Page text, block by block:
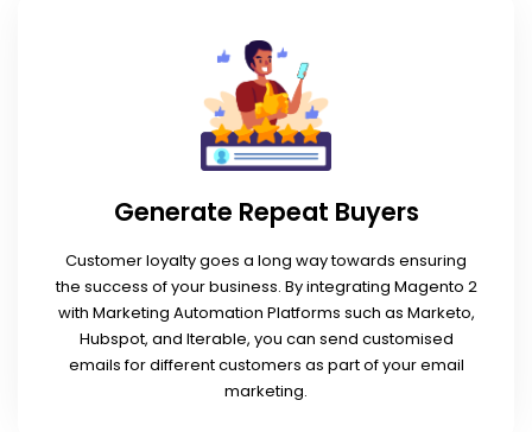
Generate Repeat Buyers
Customer loyalty goes a long way towards ensuring
the success of your business. By integrating Magento 2
with Marketing Automation Platforms such as Marketo,
Hubspot, and Iterable, you can send customised
emails for different customers as part of your email
marketing.